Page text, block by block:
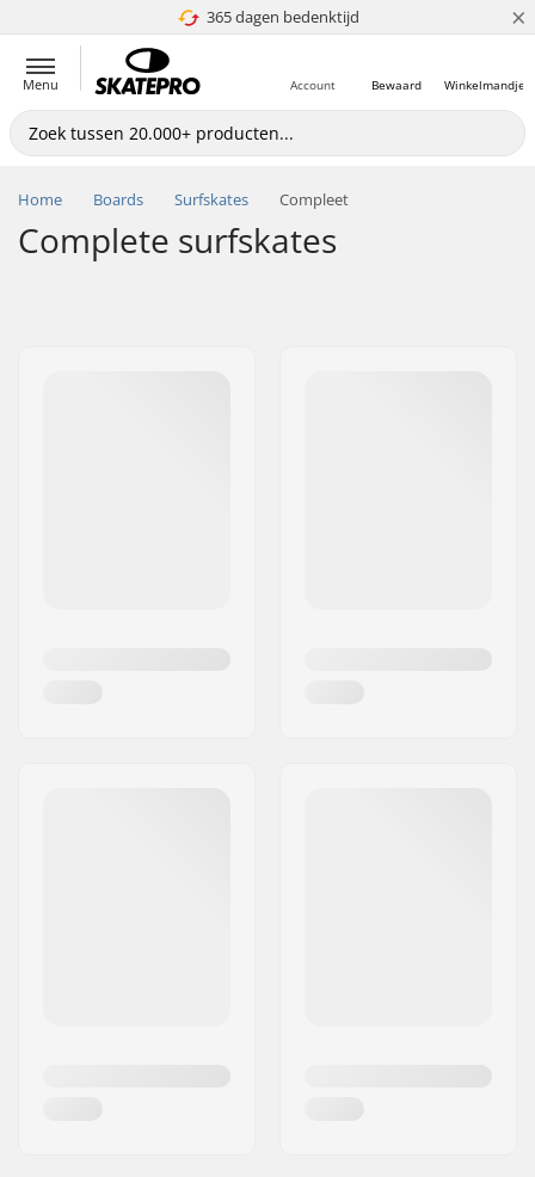
365 dagen bedenktijd
4.8 van 5 ×
Menu Winkelmandje
Bewaard
Account
Home Boards Surfskates Compleet
Complete surfskates